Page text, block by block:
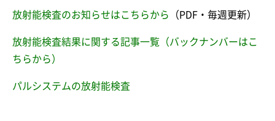
放射能検査のお知らせはこちらから （PDF・毎週更新）
放射能検査結果に関する記事一覧（バックナンバーはこ
ちらから）
パルシステムの放射能検査